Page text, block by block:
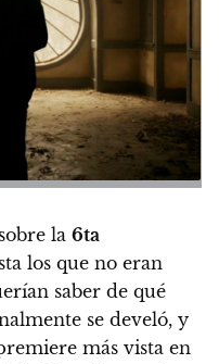
la 6ta
los que no eran
saber de qué
se develó, y
más vista en